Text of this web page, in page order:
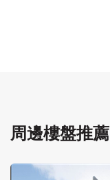
周邊樓盤推薦